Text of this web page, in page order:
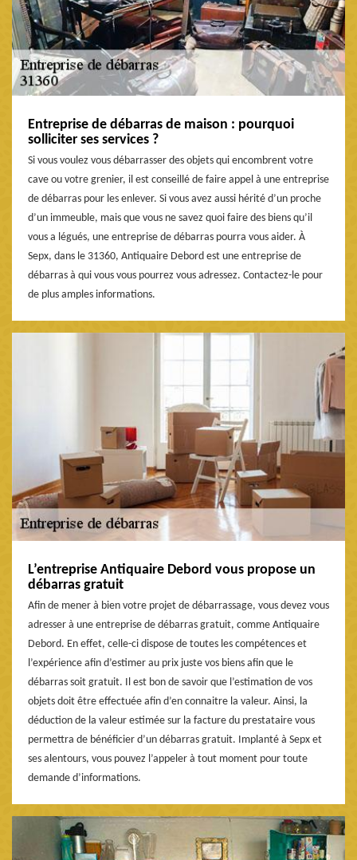
Entreprise de débarras de maison : pourquoi
solliciter ses services ?
Si vous voulez vous débarrasser des objets qui encombrent votre
cave ou votre grenier, il est conseillé de faire appel à une entreprise
de débarras pour les enlever. Si vous avez aussi hérité d’un proche
d’un immeuble, mais que vous ne savez quoi faire des biens qu’il
vous a légués, une entreprise de débarras pourra vous aider. À
Sepx, dans le 31360, Antiquaire Debord est une entreprise de
débarras à qui vous vous pourrez vous adressez. Contactez-le pour
de plus amples informations.
L’entreprise Antiquaire Debord vous propose un
débarras gratuit
Afin de mener à bien votre projet de débarrassage, vous devez vous
adresser à une entreprise de débarras gratuit, comme Antiquaire
Debord. En effet, celle-ci dispose de toutes les compétences et
l’expérience afin d’estimer au prix juste vos biens afin que le
débarras soit gratuit. Il est bon de savoir que l’estimation de vos
objets doit être effectuée afin d’en connaitre la valeur. Ainsi, la
déduction de la valeur estimée sur la facture du prestataire vous
permettra de bénéficier d’un débarras gratuit. Implanté à Sepx et
ses alentours, vous pouvez l’appeler à tout moment pour toute
demande d’informations.